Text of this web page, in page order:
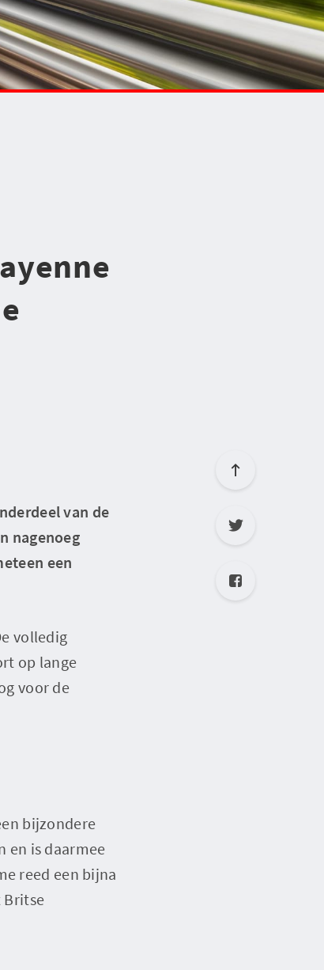
van de
nagenoeg
een
volledig
op lange
voor de
bijzondere
en is daarmee
reed een bijna
Britse